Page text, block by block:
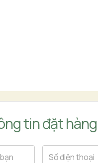
tin đặt hàng